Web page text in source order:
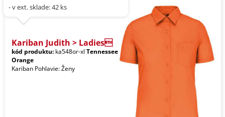
- v ext. sklade: 42 ks
Kariban Judith > Ladies
kód produktu: ka548or-xl Tennessee
Orange
Kariban Pohlavie: Ženy